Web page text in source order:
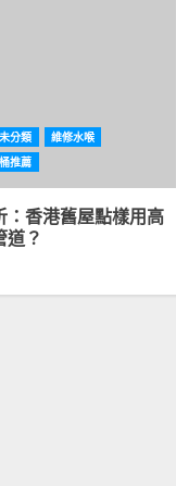
未分類
維修水喉
推薦
：香港舊屋點樣用高
道？